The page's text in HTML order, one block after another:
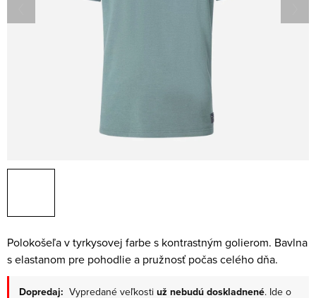
Polokošeľa v tyrkysovej farbe s kontrastným golierom. Bavlna
s elastanom pre pohodlie a pružnosť počas celého dňa.
Dopredaj: Vypredané veľkosti už nebudú doskladnené. Ide o